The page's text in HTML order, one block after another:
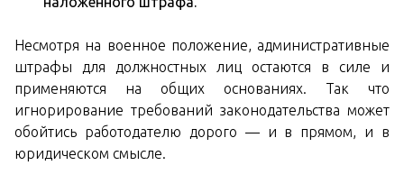
Несмотря на военное положение, административные
штрафы для должностных лиц остаются в силе и
применяются на общих основаниях. Так что
игнорирование требований законодательства может
обойтись работодателю дорого — и в прямом, и в
юридическом смысле.